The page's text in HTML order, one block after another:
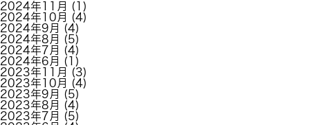
2024年11月
(1)
2024年10月
(4)
2024年9月
(4)
2024年8月
(5)
2024年7月
(4)
2024年6月
(1)
2023年11月
(3)
2023年10月
(4)
2023年9月
(5)
2023年8月
(4)
2023年7月
(5)